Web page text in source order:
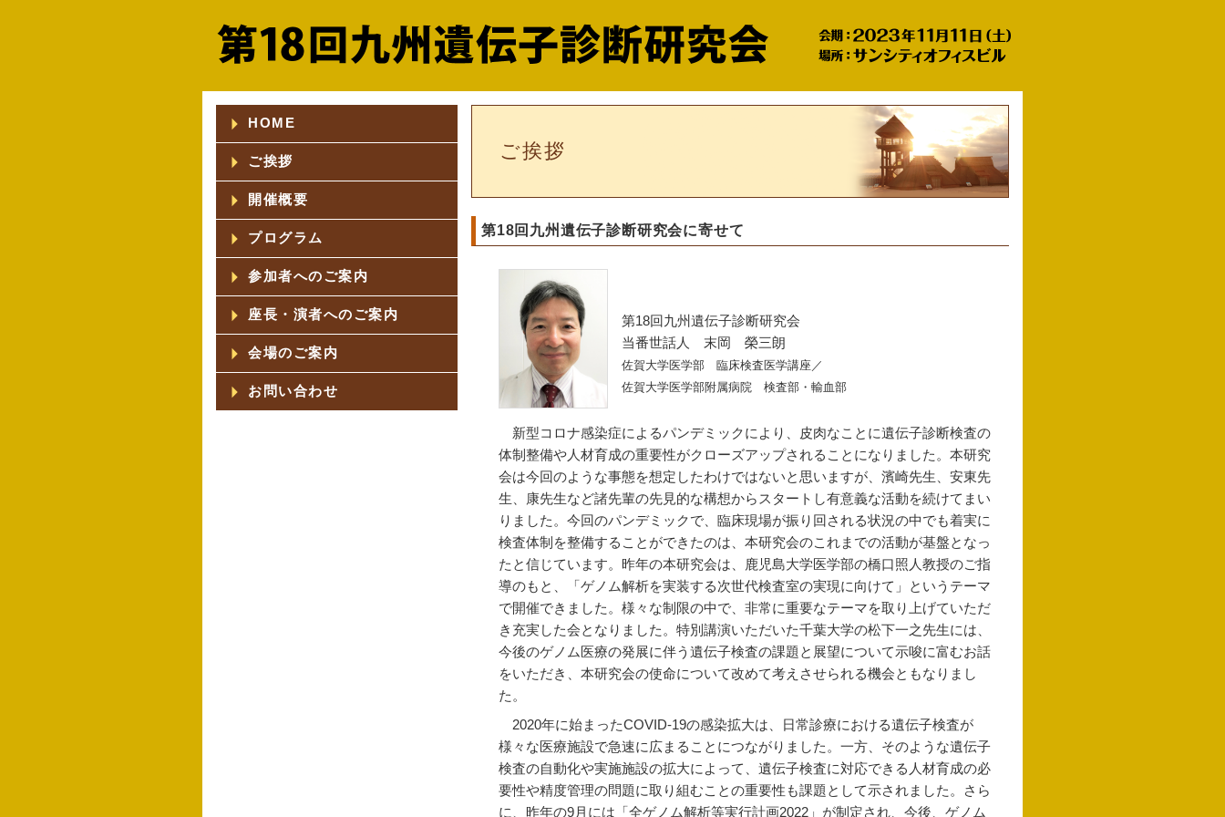
arrow_right HOME
arrow_right ご挨拶
arrow_right 開催概要
arrow_right プログラム
arrow_right 参加者へのご案内
arrow_right 座長・演者へのご案内
arrow_right 会場のご案内
arrow_right お問い合わせ
ご挨拶
第18回九州遺伝子診断研究会に寄せて
第18回九州遺伝子診断研究会
当番世話人 末岡 榮三朗
佐賀大学医学部 臨床検査医学講座／
佐賀大学医学部附属病院 検査部・輸血部
新型コロナ感染症によるパンデミックにより、皮肉なことに遺伝子診断検査の
体制整備や人材育成の重要性がクローズアップされることになりました。本研究
会は今回のような事態を想定したわけではないと思いますが、濱崎先生、安東先
生、康先生など諸先輩の先見的な構想からスタートし有意義な活動を続けてまい
りました。今回のパンデミックで、臨床現場が振り回される状況の中でも着実に
検査体制を整備することができたのは、本研究会のこれまでの活動が基盤となっ
たと信じています。昨年の本研究会は、鹿児島大学医学部の橋口照人教授のご指
導のもと、「ゲノム解析を実装する次世代検査室の実現に向けて」というテーマ
で開催できました。様々な制限の中で、非常に重要なテーマを取り上げていただ
き充実した会となりました。特別講演いただいた千葉大学の松下一之先生には、
今後のゲノム医療の発展に伴う遺伝子検査の課題と展望について示唆に富むお話
をいただき、本研究会の使命について改めて考えさせられる機会ともなりまし
た。
2020年に始まったCOVID-19の感染拡大は、日常診療における遺伝子検査が
様々な医療施設で急速に広まることにつながりました。一方、そのような遺伝子
検査の自動化や実施施設の拡大によって、遺伝子検査に対応できる人材育成の必
要性や精度管理の問題に取り組むことの重要性も課題として示されました。さら
に、昨年の9月には「全ゲノム解析等実行計画2022」が制定され、今後、ゲノム